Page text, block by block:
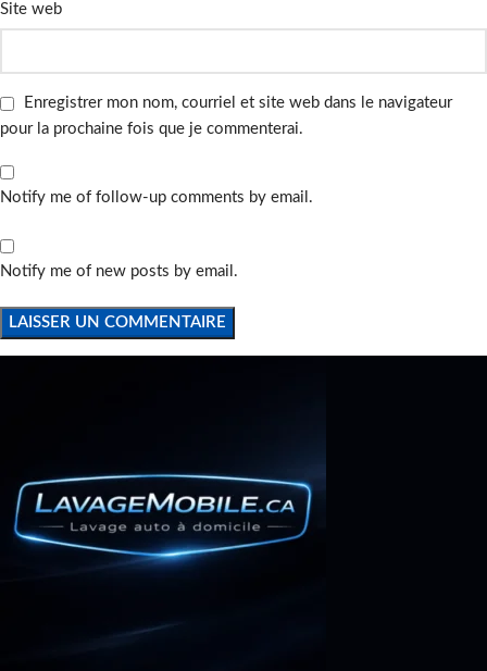
Site web
Enregistrer mon nom, courriel et site web dans le navigateur
pour la prochaine fois que je commenterai.
Notify me of follow-up comments by email.
Notify me of new posts by email.